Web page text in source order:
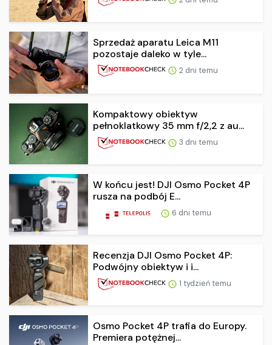
Sprzedaż aparatu Leica M11
pozostaje daleko w tyle...
2 dni temu
Kompaktowy obiektyw
pełnoklatkowy 35 mm f/2,2 z au...
3 dni temu
W końcu jest! DJI Osmo Pocket 4P
rusza na podbój E...
6 dni temu
Recenzja DJI Osmo Pocket 4P:
Podwójny obiektyw i i...
1 tydzień temu
Osmo Pocket 4P trafia do Europy.
Premiera potężnej...